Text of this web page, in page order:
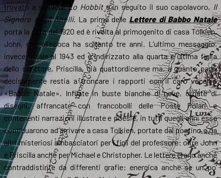
trovato a scrivereLo Hobbite in seguito il suo capolavoro, Il
Signore degli Anelli. La prima delle Lettere di Babbo Natale
porta la data del 1920 ed è rivolta al primogenito di casa Tolkien,
John, che all’epoca ha soltanto tre anni. L’ultimo messaggio,
invece, risale al 1943 ed è indirizzato alla quarta e ultima figlia
dello scrittore, Priscilla, già quattordicenne ma, a quanto pare,
decisamente restia a troncare i rapporti con il caro vecchio
«Babbo Natale». Infilate in buste bianche di neve, ornate di
disegni, affrancate con francobolli delle Poste Polari e
contenenti narrazioni illustrate e poesie, in tutti quegli anni esse
continuarono ad arrivare a casa Tolkien, portate dal postino o da
altri misteriosi ambasciatori per i figli del professore: oltre John
e Priscilla anche per Michael e Christopher. Le lettere erano anche
contraddistinte da differenti grafie: energica anche se un po’